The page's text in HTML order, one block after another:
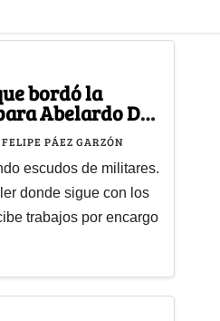
bordó la
Abelardo De
PÁEZ GARZÓN
escudos de militares.
donde sigue con los
trabajos por encargo